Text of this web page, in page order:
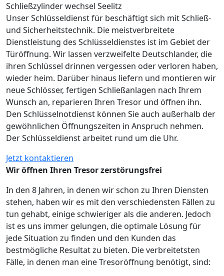
Schließzylinder wechsel Seelitz
Unser Schlüsseldienst für beschäftigt sich mit Schließ-
und Sicherheitstechnik. Die meistverbreitete
Dienstleistung des Schlüsseldienstes ist im Gebiet der
Türöffnung. Wir lassen verzweifelte Deutschlander, die
ihren Schlüssel drinnen vergessen oder verloren haben,
wieder heim. Darüber hinaus liefern und montieren wir
neue Schlösser, fertigen Schließanlagen nach Ihrem
Wunsch an, reparieren Ihren Tresor und öffnen ihn.
Den Schlüsselnotdienst können Sie auch außerhalb der
gewöhnlichen Öffnungszeiten in Anspruch nehmen.
Der Schlüsseldienst arbeitet rund um die Uhr.
Jetzt kontaktieren
Wir öffnen Ihren Tresor zerstörungsfrei
In den 8 Jahren, in denen wir schon zu Ihren Diensten
stehen, haben wir es mit den verschiedensten Fällen zu
tun gehabt, einige schwieriger als die anderen. Jedoch
ist es uns immer gelungen, die optimale Lösung für
jede Situation zu finden und den Kunden das
bestmögliche Resultat zu bieten. Die verbreitetsten
Fälle, in denen man eine Tresoröffnung benötigt, sind: